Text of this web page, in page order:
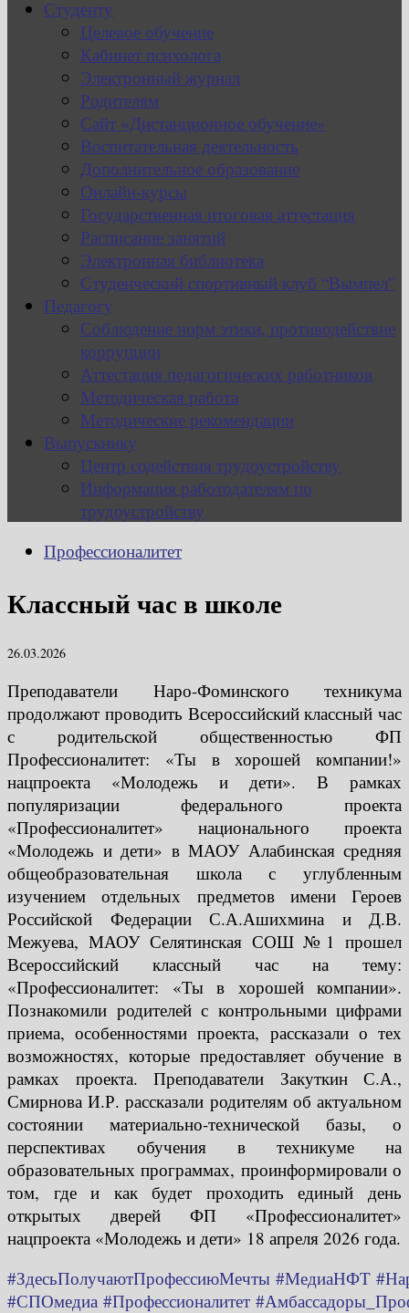
Студенту
Целевое обучение
Кабинет психолога
Электронный журнал
Родителям
Сайт «Дистанционное обучение»
Воспитательная деятельность
Дополнительное образование
Онлайн-курсы
Государственная итоговая аттестация
Расписание занятий
Электронная библиотека
Студенческий спортивный клуб “Вымпел”
Педагогу
Соблюдение норм этики, противодействие
коррупции
Аттестация педагогических работников
Методическая работа
Методические рекомендации
Выпускнику
Центр содействия трудоустройству
Информация работодателям по
трудоустройству
Профессионалитет
Классный час в школе
26.03.2026
Преподаватели Наро-Фоминского техникума
продолжают проводить Всероссийский классный час
с родительской общественностью ФП
Профессионалитет: «Ты в хорошей компании!»
нацпроекта «Молодежь и дети». В рамках
популяризации федерального проекта
«Профессионалитет» национального проекта
«Молодежь и дети» в МАОУ Алабинская средняя
общеобразовательная школа с углубленным
изучением отдельных предметов имени Героев
Российской Федерации С.А.Ашихмина и Д.В.
Межуева, МАОУ Селятинская СОШ №1 прошел
Всероссийский классный час на тему:
«Профессионалитет: «Ты в хорошей компании».
Познакомили родителей с контрольными цифрами
приема, особенностями проекта, рассказали о тех
возможностях, которые предоставляет обучение в
рамках проекта. Преподаватели Закуткин С.А.,
Смирнова И.Р. рассказали родителям об актуальном
состоянии материально-технической базы, о
перспективах обучения в техникуме на
образовательных программах, проинформировали о
том, где и как будет проходить единый день
открытых дверей ФП «Профессионалитет»
нацпроекта «Молодежь и дети» 18 апреля 2026 года.
#ЗдесьПолучаютПрофессиюМечты #МедиаНФТ
#СПОмедиа #Профессионалитет